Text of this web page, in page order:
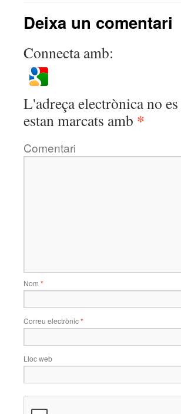
Deixa un comentari
Connecta amb:
L'adreça electrònica no
estan marcats amb *
Comentari
Nom *
Correu electrònic*
Lloc web